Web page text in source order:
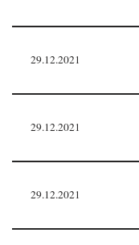
29.12.2021
29.12.2021
29.12.2021